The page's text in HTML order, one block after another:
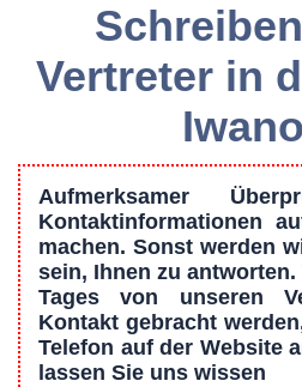
Vertreter in
Aufmerksamer
Kontaktinformationen
machen. Sonst werden
sein, Ihnen zu
Tages von unseren
Kontakt gebracht
Telefon auf der Website
lassen Sie uns wissen